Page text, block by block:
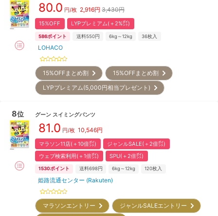
80.0 円/枚 2,916円 3,430円
15%OFF LYPプレミアム(＋2%㌽)
586ポイント 送料550円 6kg～12kg 36枚入
LOHACO
15%OFFまとめ割
15%OFFまとめ割
LYPプレミアム(5,000円相当プレゼント)
8位 グーン スイミングパンツ
81.0 円/枚 10,546円
マラソン11店(＋10倍㌽)
ジャンルSALE(＋2倍㌽)
ウェブ検索利用(＋1倍㌽)
SPU(＋2倍㌽)
1530ポイント 送料698円 6kg～12kg 120枚入
姫路流通センター (Rakuten)
マラソンエントリー
ジャンルSALEエントリー